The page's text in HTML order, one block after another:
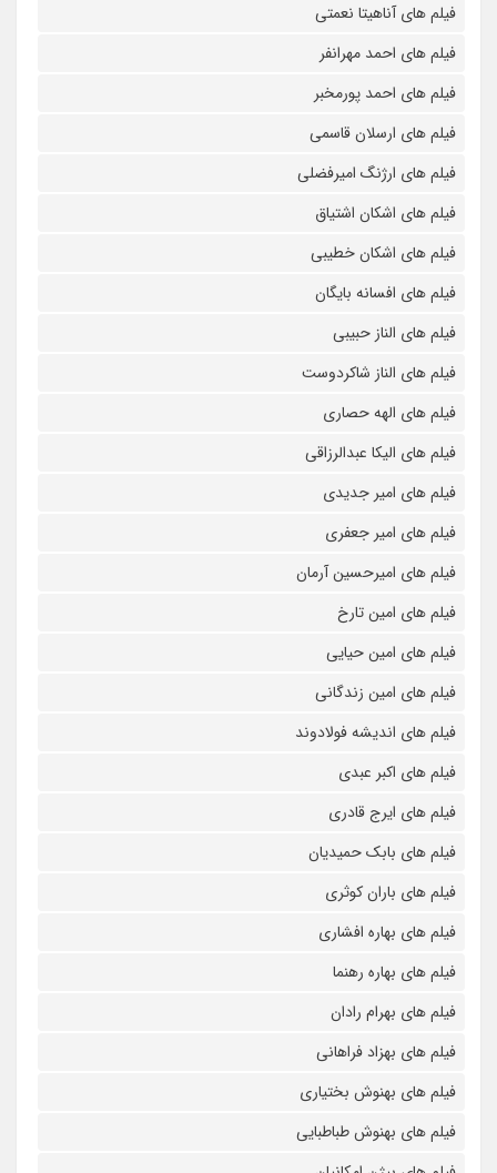
فیلم های آناهیتا نعمتی
فیلم های احمد مهرانفر
فیلم های احمد پورمخبر
فیلم های ارسلان قاسمی
فیلم های ارژنگ امیرفضلی
فیلم های اشکان اشتیاق
فیلم های اشکان خطیبی
فیلم های افسانه بایگان
فیلم های الناز حبیبی
فیلم های الناز شاکردوست
فیلم های الهه حصاری
فیلم های الیکا عبدالرزاقی
فیلم های امیر جدیدی
فیلم های امیر جعفری
فیلم های امیرحسین آرمان
فیلم های امین تارخ
فیلم های امین حیایی
فیلم های امین زندگانی
فیلم های اندیشه فولادوند
فیلم های اکبر عبدی
فیلم های ایرج قادری
فیلم های بابک حمیدیان
فیلم های باران کوثری
فیلم های بهاره افشاری
فیلم های بهاره رهنما
فیلم های بهرام رادان
فیلم های بهزاد فراهانی
فیلم های بهنوش بختیاری
فیلم های بهنوش طباطبایی